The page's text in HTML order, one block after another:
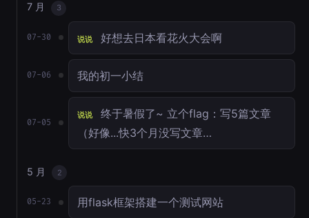
7 月 3
07-30 说说 好想去日本看花火大会啊
07-06 我的初一小结
07-05
说说
终于暑假了~ 立个flag：写5篇文章
（好像...快3个月没写文章…
5 月 2
05-23 用flask框架搭建一个测试网站